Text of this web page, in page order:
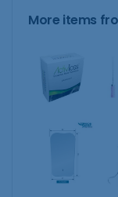
More items